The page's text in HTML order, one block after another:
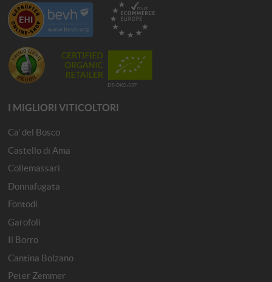
I MIGLIORI VITICOLTORI
Ca' del Bosco
Castello di Ama
Collemassari
Donnafugata
Fontodi
Garofoli
Il Borro
Cantina Bolzano
Peter Zemmer